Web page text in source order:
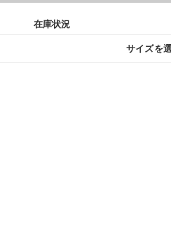
在庫状況
サイズを